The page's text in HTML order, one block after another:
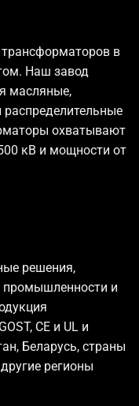
трансформаторов в
Наш завод
масляные,
распределительные
охватывают
кВ и мощности от
решения,
промышленности и
CE и UL и
Беларусь, страны
регионы